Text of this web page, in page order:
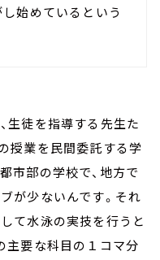
始めているという
生徒を指導する先生た
授業を民間委託する学
市部の学校で、地方で
が少ないんです。それ
て水泳の実技を行うと
主要な科目の１コマ分